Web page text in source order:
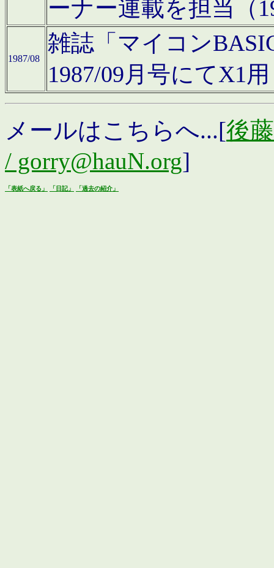
ーナー連載を担当（
1987/08
雑誌「マイコン
1987/09月号にてX1
メールはこちらへ...[後
/ gorry@hauN.org]
「表紙へ戻る」 「日記」 「過去の紹介」